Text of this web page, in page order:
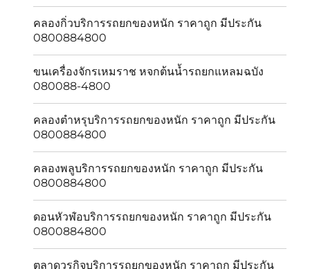
คลองกิ่วบริการรถยกของหนัก ราคาถูก มีประกัน
0800884800
ขนเครื่องจักรเหมราช หจกต้นน้ำรถยกแหลมฉบัง
080088-4800
คลองตำหรุบริการรถยกของหนัก ราคาถูก มีประกัน
0800884800
คลองพลูบริการรถยกของหนัก ราคาถูก มีประกัน
0800884800
ดอนหัวฬ่อบริการรถยกของหนัก ราคาถูก มีประกัน
0800884800
ตลาดวรกิจบริการรถยกของหนัก ราคาถูก มีประกัน